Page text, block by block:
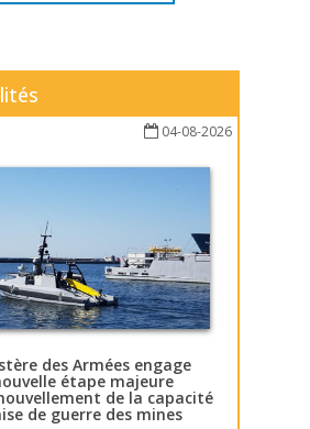
04-08-2026
des Armées engage
étape majeure
de la capacité
de guerre des mines